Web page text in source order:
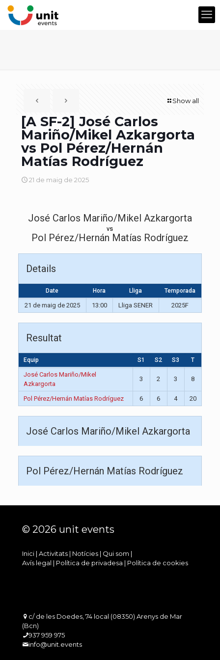
Show all
[A SF-2] José Carlos
Mariño/Mikel Azkargorta
vs Pol Pérez/Hernán
Matías Rodríguez
21 de maig de 2025
José Carlos Mariño/Mikel Azkargorta
vs
Pol Pérez/Hernán Matías Rodríguez
Details
Date Hora Lliga Temporada
21 de maig de 2025 13:00 Lliga SENER 2025F
Resultat
Equip S1 S2 S3 T
José Carlos Mariño/Mikel
Azkargorta
3 2 3 8
Pol Pérez/Hernán Matías Rodríguez 6 6 4 20
José Carlos Mariño/Mikel Azkargorta
Pol Pérez/Hernán Matías Rodríguez
© 2026 unit events
Inici | Activitats | Notícies | Qui som |
Avís legal | Política de privadesa | Política de cookies
c/ de les Doedes, 74 local (08350) Arenys de Mar
(Bcn)
937 959 975
info@unit.events